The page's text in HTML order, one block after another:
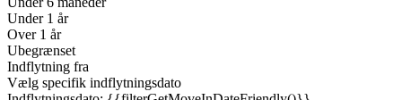
Under 1 år
Over 1 år
Ubegrænset
Indflytning fra
Vælg specifik indflytningsdato